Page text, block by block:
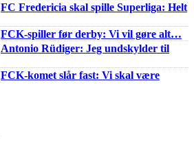
FC Fredericia skal spille Superliga: Helt
FCK-spiller før derby: Vi vil gøre alt…
Antonio Rüdiger: Jeg undskylder til
FCK-komet slår fast: Vi skal være